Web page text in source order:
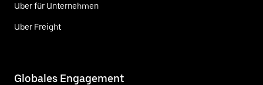
Uber für Unternehmen
Uber Freight
Globales Engagement